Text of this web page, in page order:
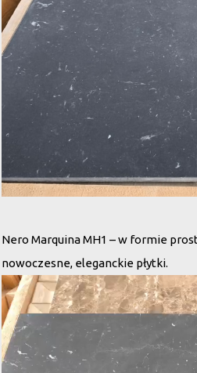
Nero Marquina MH1 – w formie
nowoczesne, eleganckie płytki.
Odtwarzacz
video